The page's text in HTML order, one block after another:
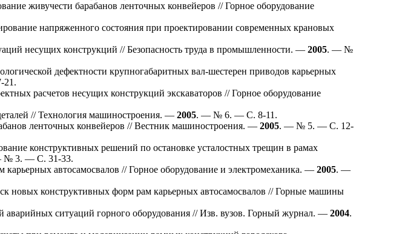
живучести барабанов ленточных конвейеров // Горное оборудование
напряженного состояния при проектировании современных крановых
несущих конструкций // Безопасность труда в промышленности. — 2005. — №
дефектности крупногабаритных вал-шестерен приводов карьерных
расчетов несущих конструкций экскаваторов // Горное оборудование
// Технология машиностроения. — 2005. — № 6. — С. 8-11.
ленточных конвейеров // Вестник машиностроения. — 2005. — № 5. — С. 12-
конструктивных решений по остановке усталостных трещин в рамах
№ 3. — С. 31-33.
карьерных автосамосвалов // Горное оборудование и электромеханика. — 2005. —
новых конструктивных форм рам карьерных автосамосвалов // Горные машины
ситуаций горного оборудования // Изв. вузов. Горный журнал. — 2004.